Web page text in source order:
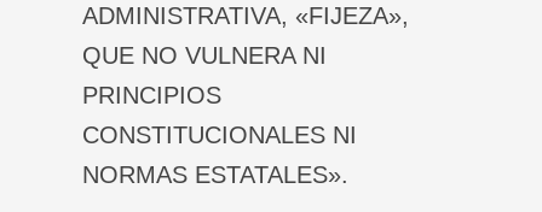
ADMINISTRATIVA, «FIJEZA»,
QUE NO VULNERA NI
PRINCIPIOS
CONSTITUCIONALES NI
NORMAS ESTATALES».